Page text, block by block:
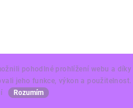
pohodlné prohlížení webu a díky
jeho funkce, výkon a použitelnost.
Rozumím